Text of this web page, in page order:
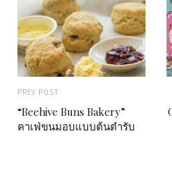
PREV POST
“Beehive Buns Bakery”
คาเฟ่ขนมอบแบบต้นตำรับ